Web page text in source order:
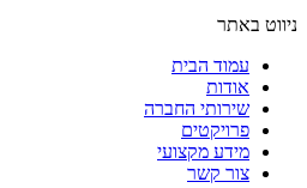
ניווט באתר
עמוד הבית
אודות
שירותי החברה
פרויקטים
מידע מקצועי
צור קשר